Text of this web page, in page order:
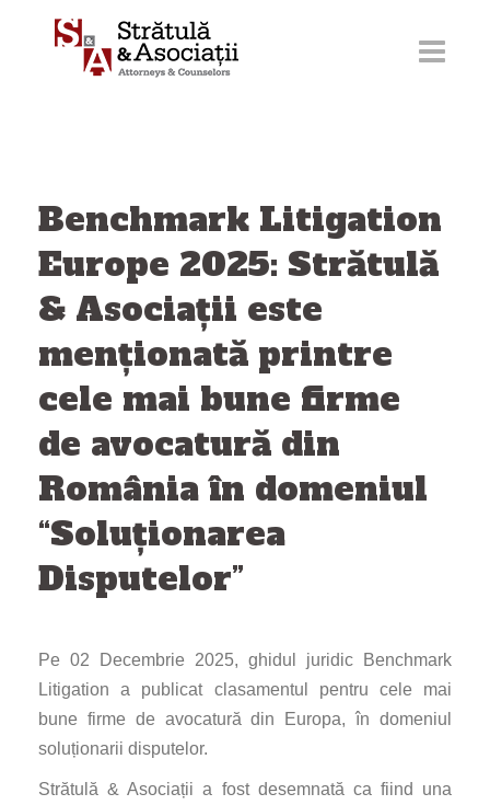
Benchmark Litigation
Europe 2025: Strătulă
& Asociații este
menționată printre
cele mai bune firme
de avocatură din
România în domeniul
“Soluționarea
Disputelor”
Pe 02 Decembrie 2025, ghidul juridic Benchmark
Litigation a publicat clasamentul pentru cele mai
bune firme de avocatură din Europa, în domeniul
soluționarii disputelor.
Strătulă & Asociații a fost desemnată ca fiind una